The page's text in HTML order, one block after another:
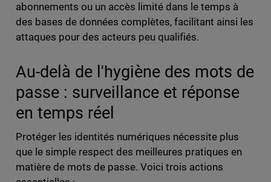
abonnements ou un accès limité dans le temps à
des bases de données complètes, facilitant ainsi les
attaques pour des acteurs peu qualifiés.
Au-delà de l'hygiène des mots de
passe : surveillance et réponse
en temps réel
Protéger les identités numériques nécessite plus
que le simple respect des meilleures pratiques en
matière de mots de passe. Voici trois actions